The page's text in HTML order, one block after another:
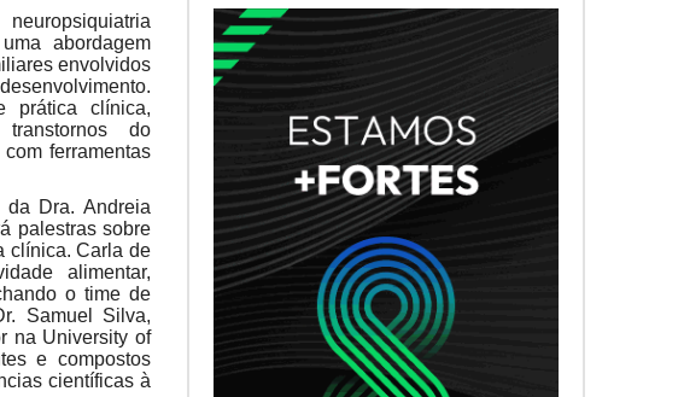
abordagem
envolvidos
prática clínica,
do
ferramentas
da Dra. Andreia
palestras sobre
clínica. Carla de
alimentar,
o time de
Samuel Silva,
na University of
e compostos
científicas à